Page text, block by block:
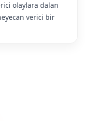
olaylara dalan
verici bir